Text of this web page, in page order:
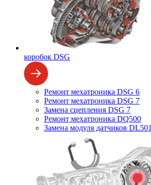
коробок DSG
Ремонт мехатроника DSG 6
Ремонт мехатроника DSG 7
Замена сцепления DSG 7
Ремонт мехатроника DQ500
Замена модуля датчиков DL501